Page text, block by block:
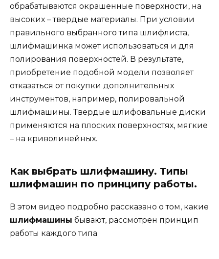
обрабатываются окрашенные поверхности, на
высоких – твердые материалы. При условии
правильного выбранного типа шлифлиста,
шлифмашинка может использоваться и для
полирования поверхностей. В результате,
приобретение подобной модели позволяет
отказаться от покупки дополнительных
инструментов, например, полировальной
шлифмашины. Твердые шлифовальные диски
применяются на плоских поверхностях, мягкие
– на криволинейных.
Как выбрать шлифмашину. Типы
шлифмашин по принципу работы.
В этом видео подробно рассказано о том, какие
шлифмашины бывают, рассмотрен принцип
работы каждого типа